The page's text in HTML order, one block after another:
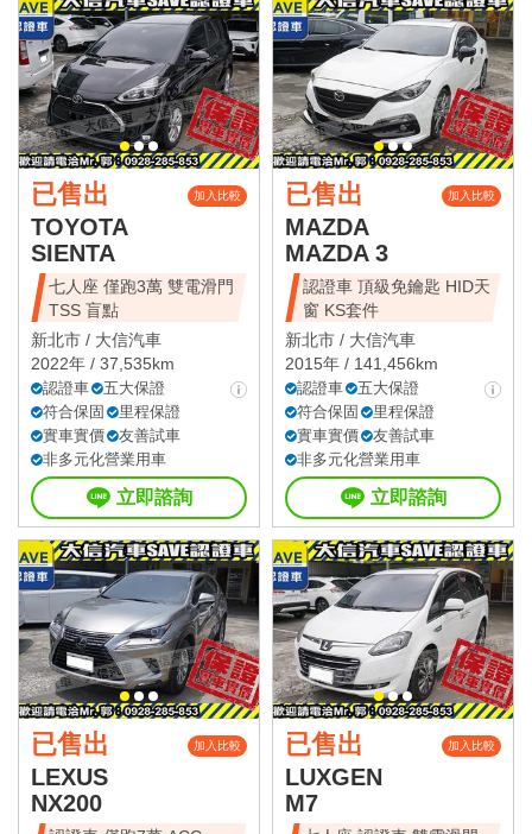
已售出 加入比較
TOYOTA
SIENTA
七人座 僅跑3萬 雙電滑門
TSS 盲點
新北市 / 大信汽車
2022年 / 37,535km
認證車
五大保證
符合保固
里程保證
實車實價
友善試車
非多元化營業用車
立即諮詢
已售出 加入比較
MAZDA
MAZDA 3
認證車 頂級免鑰匙 HID天
窗 KS套件
新北市 / 大信汽車
2015年 / 141,456km
認證車
五大保證
符合保固
里程保證
實車實價
友善試車
非多元化營業用車
立即諮詢
已售出 加入比較
LEXUS
NX200
已售出 加入比較
LUXGEN
M7